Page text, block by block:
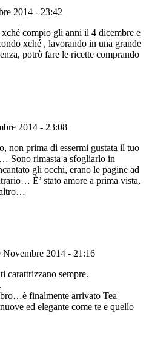
2014 - 23:42
compio gli anni il 4 dicembre e
xché , lavorando in una grande
potrò fare le ricette comprando
2014 - 23:08
non prima di essermi gustata il tuo
Sono rimasta a sfogliarlo in
gli occhi, erano le pagine ad
È’ stato amore a prima vista,
altro…
Novembre 2014 - 21:16
carattrizzano sempre.
finalmente arrivato Tea
ed elegante come te e quello